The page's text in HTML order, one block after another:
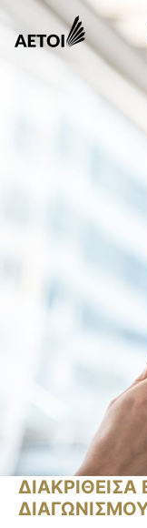
ΔΙΑΚΡΙΘΕΙΣΑ
ΔΙΑΓΩΝΙΣΜΟΥ